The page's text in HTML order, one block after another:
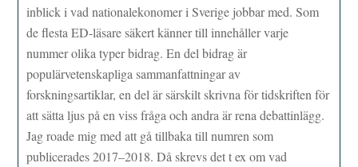
inblick i vad nationalekonomer i Sverige jobbar med. Som
de flesta ED-läsare säkert känner till innehåller varje
nummer olika typer bidrag. En del bidrag är
populärvetenskapliga sammanfattningar av
forskningsartiklar, en del är särskilt skrivna för tidskriften för
att sätta ljus på en viss fråga och andra är rena debattinlägg.
Jag roade mig med att gå tillbaka till numren som
publicerades 2017–2018. Då skrevs det t ex om vad